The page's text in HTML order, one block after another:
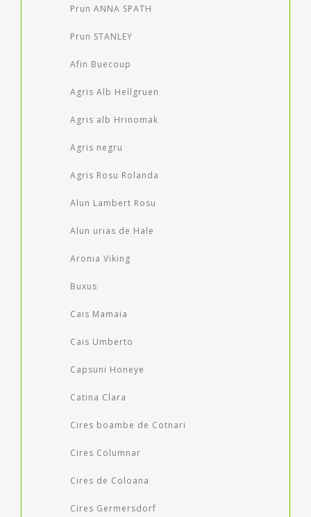
Prun ANNA SPATH
Prun STANLEY
Afin Buecoup
Agris Alb Hellgruen
Agris alb Hrinomak
Agris negru
Agris Rosu Rolanda
Alun Lambert Rosu
Alun urias de Hale
Aronia Viking
Buxus
Cais Mamaia
Cais Umberto
Capsuni Honeye
Catina Clara
Cires boambe de Cotnari
Cires Columnar
Cires de Coloana
Cires Germersdorf